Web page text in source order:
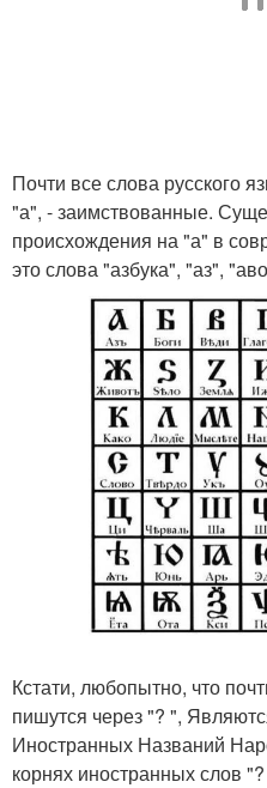
Почти все слова русского
"а", - заимствованные.
происхождения на "а" в
это слова "азбука", "аз",
Кстати, любопытно, что
пишутся через "? ",
Иностранных Названий
корнях иностранных слов